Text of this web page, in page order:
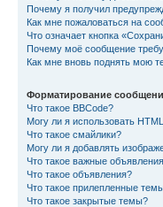
Почему я получил
Как мне пожаловаться на
Что означает кнопка
Почему моё сообщение
Как мне вновь поднять мою
Форматирование
Что такое BBCode?
Могу ли я использовать
Что такое смайлики?
Могу ли я добавлять
Что такое важные
Что такое объявления?
Что такое прилепленные
Что такое закрытые темы?